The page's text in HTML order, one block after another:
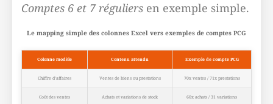
Comptes 6 et 7 réguliers en exemple simple.
Le mapping simple des colonnes Excel vers exemples de comptes PCG
Colonne modèle Contenu attendu Exemple de compte PCG
Chiffre d’affaires Ventes de biens ou prestations 70x ventes / 71x prestations
Coût des ventes Achats et variations de stock 60x achats / 31 variations